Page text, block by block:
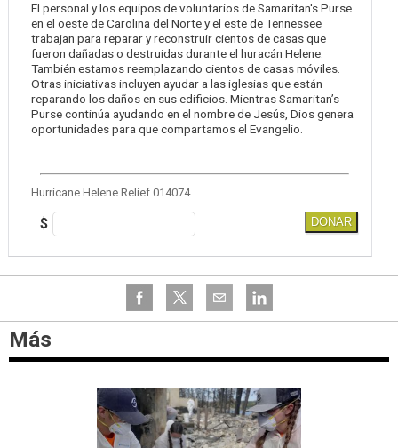
El personal y los equipos de voluntarios de Samaritan's Purse
en el oeste de Carolina del Norte y el este de Tennessee
trabajan para reparar y reconstruir cientos de casas que
fueron dañadas o destruidas durante el huracán Helene.
También estamos reemplazando cientos de casas móviles.
Otras iniciativas incluyen ayudar a las iglesias que están
reparando los daños en sus edificios. Mientras Samaritan’s
Purse continúa ayudando en el nombre de Jesús, Dios genera
oportunidades para que compartamos el Evangelio.
Hurricane Helene Relief 014074
$ DONAR
Más